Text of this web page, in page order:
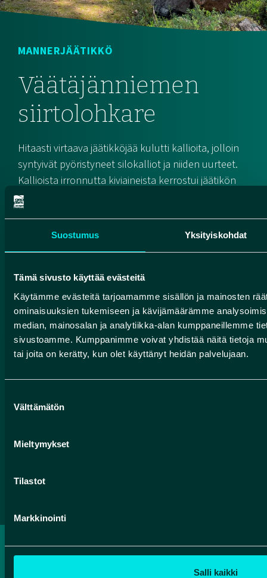
Suostumus Yksityiskohdat
Tämä sivusto käyttää evästeitä
Käytämme evästeitä tarjoamamme sisällön ja mainosten
ominaisuuksien tukemiseen ja kävijämäärämme
median, mainosalan ja analytiikka-alan kumppaneillemme
sivustoamme. Kumppanimme voivat yhdistää näitä tietoja
tai joita on kerätty, kun olet käyttänyt heidän palvelujaan.
valinta
Välttämätön
Mieltymykset
Tilastot
Markkinointi
Salli kaikki
MANNERJÄÄTIKKÖ
Väätäjänniemen
siirtolohkare
Hitaasti virtaava jäätikköjää kulutti kallioita, jolloin
syntyivät pyöristyneet silokalliot ja niiden uurteet.
Kallioista irronnutta kiviaineista kerrostui jäätikön
pohjalle ja reunoille moreeneiksi. Jäätikön mukana
kulkeutui myös siirtolohkareiksi kutsuttuja isoja
kivenkappaleita. Väätäjänniemellä Vaalassa
sijaitseva siirtolohkare on pienen omakotitalon
kivilajiltaan pegmatiittigraniittia, joka kiteytyi syvällä
muinaisvuoriston uumenissa.
PRIVACYVERKLARING